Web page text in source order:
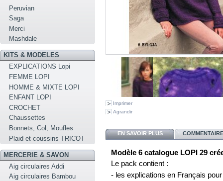
Peruvian
Saga
Merci
Mashdale
KITS & MODELES
EXPLICATIONS Lopi
FEMME LOPI
HOMME & MIXTE LOPI
ENFANT LOPI
CROCHET
Chaussettes
Bonnets, Col, Moufles
Plaid et coussins TRICOT
MERCERIE & SAVON
Aig circulaires Addi
Aig circulaires Bambou
Imprimer
Agrandir
EN SAVOIR PLUS
Modèle 6 catalogue LOPI 29
Le pack contient :
- les explications en Français